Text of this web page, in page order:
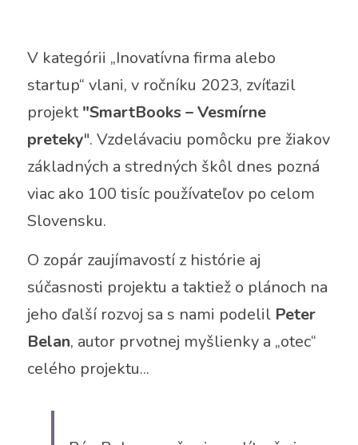
V kategórii „Inovatívna firma alebo
startup“ vlani, v ročníku 2023, zvíťazil
projekt "SmartBooks – Vesmírne
preteky". Vzdelávaciu pomôcku pre žiakov
základných a stredných škôl dnes pozná
viac ako 100 tisíc používateľov po celom
Slovensku.
O zopár zaujímavostí z histórie aj
súčasnosti projektu a taktiež o plánoch na
jeho ďalší rozvoj sa s nami podelil Peter
Belan, autor prvotnej myšlienky a „otec“
celého projektu...